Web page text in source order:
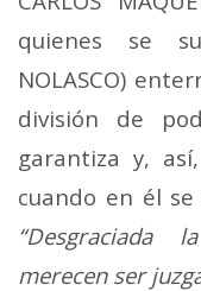
quienes se
NOLASCO)
división de
garantiza y,
cuando en él
“Desgraciada
merecen ser